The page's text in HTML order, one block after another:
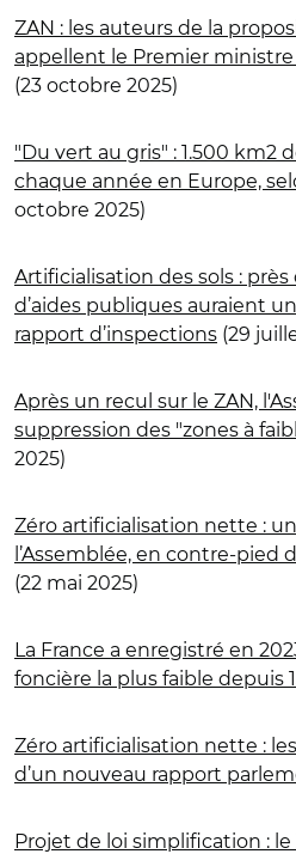
ZAN : les auteurs de la
appellent le Premier
(23 octobre 2025)
"Du vert au gris" : 1.500 km2
chaque année en Europe,
octobre 2025)
Artificialisation des sols : près
d’aides publiques auraient
rapport d’inspections (29
Après un recul sur le ZAN,
suppression des "zones à
2025)
Zéro artificialisation nette :
l’Assemblée, en contre-pied
(22 mai 2025)
La France a enregistré en
foncière la plus faible depuis
Zéro artificialisation nette :
d’un nouveau rapport
Projet de loi simplification : le